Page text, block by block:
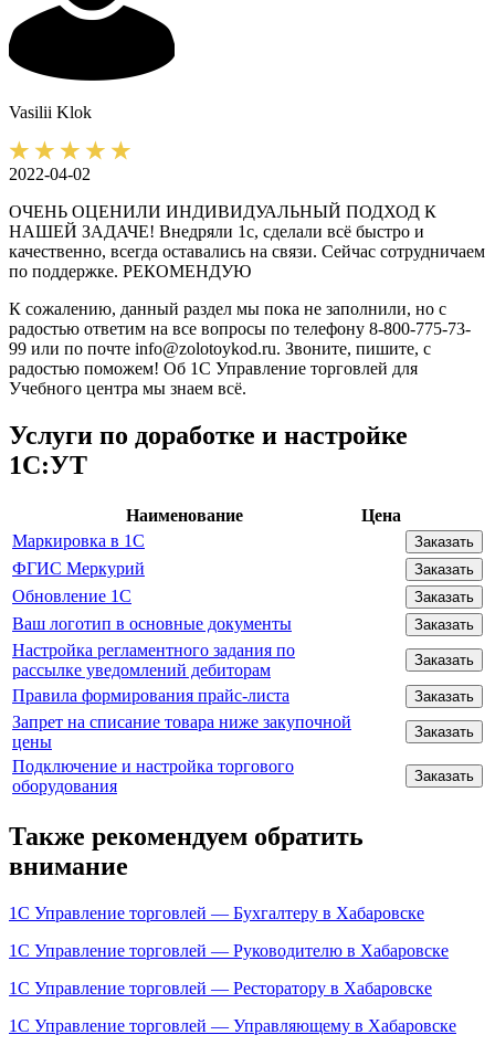
Vasilii Klok
2022-04-02
ОЧЕНЬ ОЦЕНИЛИ ИНДИВИДУАЛЬНЫЙ ПОДХОД К
НАШЕЙ ЗАДАЧЕ! Внедряли 1с, сделали всё быстро и
качественно, всегда оставались на связи. Сейчас сотрудничаем
по поддержке. РЕКОМЕНДУЮ
К сожалению, данный раздел мы пока не заполнили, но с
радостью ответим на все вопросы по телефону 8-800-775-73-
99 или по почте info@zolotoykod.ru. Звоните, пишите, с
радостью поможем! Об 1С Управление торговлей для
Учебного центра мы знаем всё.
Услуги по доработке и настройке
1С:УТ
Наименование
Цена
Маркировка в 1С
Заказать
ФГИС Меркурий Заказать
Обновление 1С Заказать
Ваш логотип в основные документы Заказать
Настройка регламентного задания по
рассылке уведомлений дебиторам
Заказать
Правила формирования прайс-листа Заказать
Запрет на списание товара ниже закупочной
цены
Заказать
Подключение и настройка торгового
оборудования
Заказать
Также рекомендуем обратить
внимание
1С Управление торговлей — Бухгалтеру в Хабаровске
1С Управление торговлей — Руководителю в Хабаровске
1С Управление торговлей — Ресторатору в Хабаровске
1С Управление торговлей — Управляющему в Хабаровске